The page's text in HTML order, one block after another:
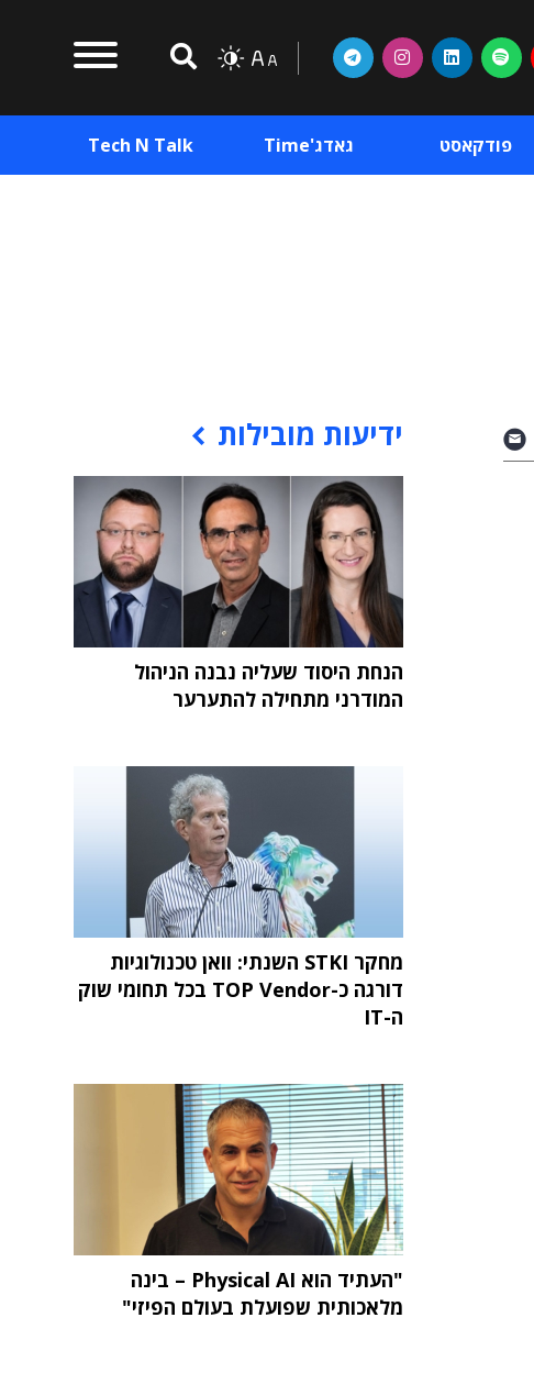
פודקאסט גאדג'Time Tech N Talk
ידיעות מובילות
הנחת היסוד שעליה נבנה הניהול
המודרני מתחילה להתערער
מחקר STKI השנתי: וואן טכנולוגיות
דורגה כ-TOP Vendor בכל תחומי שוק
ה-IT
"העתיד הוא Physical AI – בינה
מלאכותית שפועלת בעולם הפיזי"